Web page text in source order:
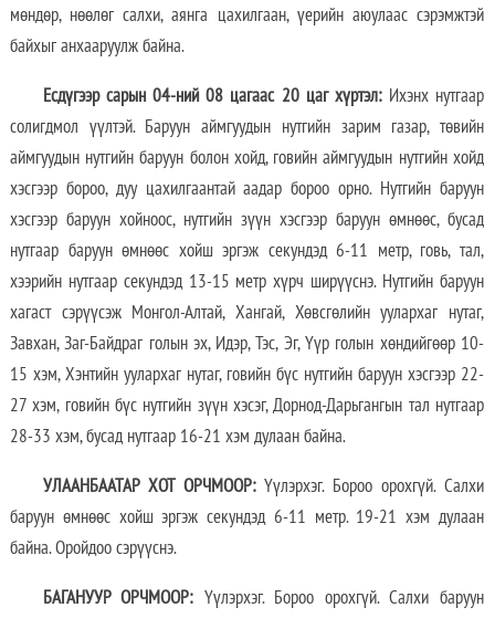
мөндөр, нөөлөг салхи, аянга цахилгаан, үерийн аюулаас сэрэмжтэй
байхыг анхааруулж байна.
Есдүгээр сарын 04-ний 08 цагаас 20 цаг хүртэл:Ихэнх нутгаар
солигдмол үүлтэй. Баруун аймгуудын нутгийн зарим газар, төвийн
аймгуудын нутгийн баруун болон хойд, говийн аймгуудын нутгийн хойд
хэсгээр бороо, дуу цахилгаантай аадар бороо орно. Нутгийн баруун
хэсгээр баруун хойноос, нутгийн зүүн хэсгээр баруун өмнөөс, бусад
нутгаар баруун өмнөөс хойш эргэж секундэд 6-11 метр, говь, тал,
хээрийн нутгаар секундэд 13-15 метр хүрч ширүүснэ. Нутгийн баруун
хагаст сэрүүсэж Монгол-Алтай, Хангай, Хөвсгөлийн уулархаг нутаг,
Завхан, Заг-Байдраг голын эх, Идэр, Тэс, Эг, Үүр голын хөндийгөөр 10-
15 хэм, Хэнтийн уулархаг нутаг, говийн бүс нутгийн баруун хэсгээр 22-
27 хэм, говийн бүс нутгийн зүүн хэсэг, Дорнод-Дарьгангын тал нутгаар
28-33 хэм, бусад нутгаар 16-21 хэм дулаан байна.
УЛААНБААТАР ХОТ ОРЧМООР:Үүлэрхэг. Бороо орохгүй. Салхи
баруун өмнөөс хойш эргэж секундэд 6-11 метр. 19-21 хэм дулаан
байна. Оройдоо сэрүүснэ.
БАГАНУУР ОРЧМООР: Үүлэрхэг. Бороо орохгүй. Салхи баруун